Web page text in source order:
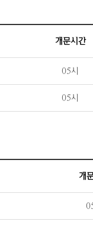
개문시간
05시
05시
개